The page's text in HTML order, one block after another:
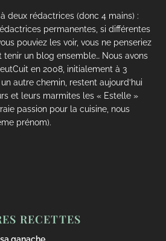
deux rédactrices (donc 4 mains) :
permanentes, si différentes
pouviez les voir, vous ne penseriez
tenir un blog ensemble… Nous avons
en 2008, initialement à 3
un autre chemin, restent aujourd’hui
et leurs marmites les « Estelle »
passion pour la cuisine, nous
prénom).
RECETTES